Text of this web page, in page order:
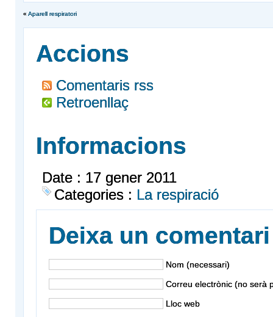
« Aparell respiratori
Accions
Comentaris rss
Retroenllaç
Informacions
Date : 17 gener 2011
Categories : La respiració
Deixa un comentari
Nom (necessari)
Correu electrònic (no serà
Lloc web